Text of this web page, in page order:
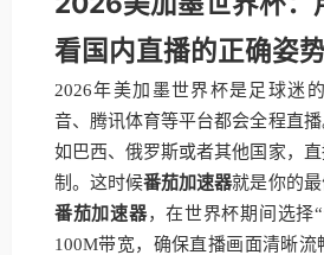
看国内直播的正确姿
2026年美加墨世界杯是足球迷
音、腾讯体育等平台都会全程直
如巴西、俄罗斯或者其他国家，
制。这时候番茄加速器就是你的
番茄加速器，在世界杯期间选择
100M带宽，确保直播画面清晰